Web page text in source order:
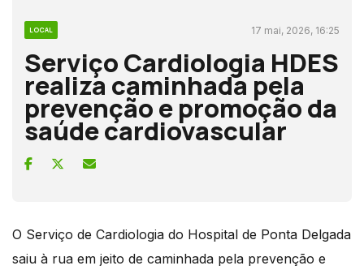
LOCAL 17 mai, 2026, 16:25
Serviço Cardiologia HDES
realiza caminhada pela
prevenção e promoção da
saúde cardiovascular
O Serviço de Cardiologia do Hospital de Ponta Delgada
saiu à rua em jeito de caminhada pela prevenção e